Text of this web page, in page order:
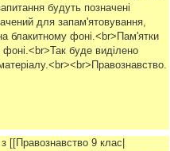
будуть позначені
для запам'ятовування,
блакитному фоні.<br>Пам'ятки
буде виділено
[[Правознавство 9 клас|